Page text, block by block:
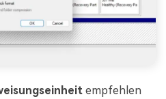
empfehlen